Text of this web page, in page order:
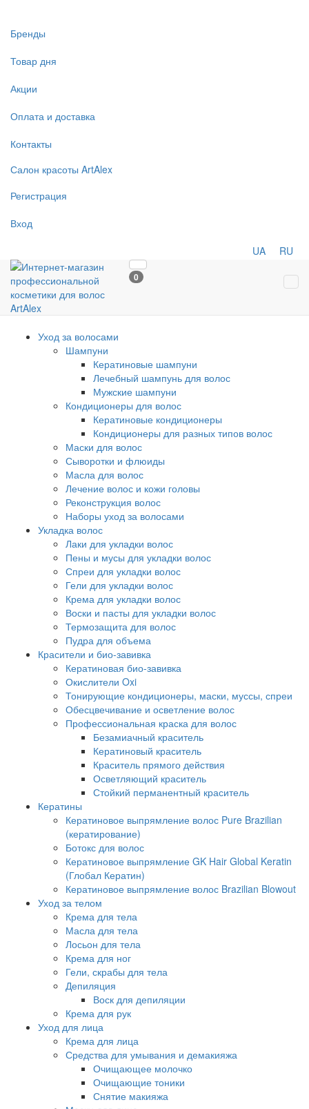
Бренды
Товар дня
Акции
Оплата и доставка
Контакты
Салон красоты ArtAlex
Регистрация
Вход
UA RU
0
Уход за волосами
Шампуни
Кератиновые шампуни
Лечебный шампунь для волос
Мужские шампуни
Кондиционеры для волос
Кератиновые кондиционеры
Кондиционеры для разных типов волос
Маски для волос
Сыворотки и флюиды
Масла для волос
Лечение волос и кожи головы
Реконструкция волос
Наборы уход за волосами
Укладка волос
Лаки для укладки волос
Пены и мусы для укладки волос
Спреи для укладки волос
Гели для укладки волос
Крема для укладки волос
Воски и пасты для укладки волос
Термозащита для волос
Пудра для объема
Красители и био-завивка
Кератиновая био-завивка
Окислители Oxi
Тонирующие кондиционеры, маски, муссы, спреи
Обесцвечивание и осветление волос
Профессиональная краска для волос
Безамиачный краситель
Кератиновый краситель
Краситель прямого действия
Осветляющий краситель
Стойкий перманентный краситель
Кератины
Кератиновое выпрямление волос Pure Brazilian
(кератирование)
Ботокс для волос
Кератиновое выпрямление GK Hair Global Keratin
(Глобал Кератин)
Кератиновое выпрямление волос Brazilian Blowout
Уход за телом
Крема для тела
Масла для тела
Лосьон для тела
Крема для ног
Гели, скрабы для тела
Депиляция
Воск для депиляции
Крема для рук
Уход для лица
Крема для лица
Средства для умывания и демакияжа
Очищающее молочко
Очищающие тоники
Снятие макияжа